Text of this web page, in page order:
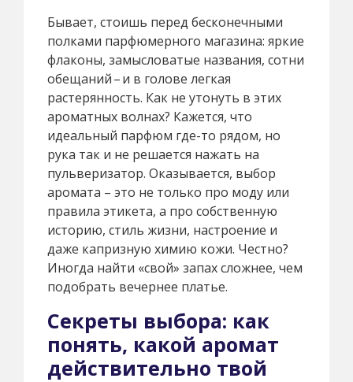
Бывает, стоишь перед бесконечными
полками парфюмерного магазина: яркие
флаконы, замысловатые названия, сотни
обещаний – и в голове легкая
растерянность. Как не утонуть в этих
ароматных волнах? Кажется, что
идеальный парфюм где-то рядом, но
рука так и не решается нажать на
пульверизатор. Оказывается, выбор
аромата – это не только про моду или
правила этикета, а про собственную
историю, стиль жизни, настроение и
даже капризную химию кожи. Честно?
Иногда найти «свой» запах сложнее, чем
подобрать вечернее платье.
Секреты выбора: как
понять, какой аромат
действительно твой